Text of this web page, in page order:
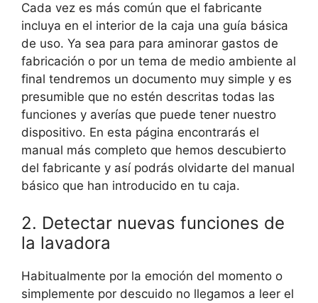
Cada vez es más común que el fabricante
incluya en el interior de la caja una guía básica
de uso. Ya sea para para aminorar gastos de
fabricación o por un tema de medio ambiente al
final tendremos un documento muy simple y es
presumible que no estén descritas todas las
funciones y averías que puede tener nuestro
dispositivo. En esta página encontrarás el
manual más completo que hemos descubierto
del fabricante y así podrás olvidarte del manual
básico que han introducido en tu caja.
2. Detectar nuevas funciones de
la lavadora
Habitualmente por la emoción del momento o
simplemente por descuido no llegamos a leer el